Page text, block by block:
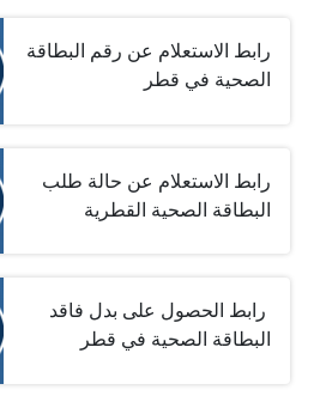
رابط الاستعلام عن رقم البطاقة
الصحية في قطر
رابط الاستعلام عن حالة طلب
البطاقة الصحية القطرية
‎ ‎رابط الحصول على بدل فاقد
البطاقة الصحية في قطر